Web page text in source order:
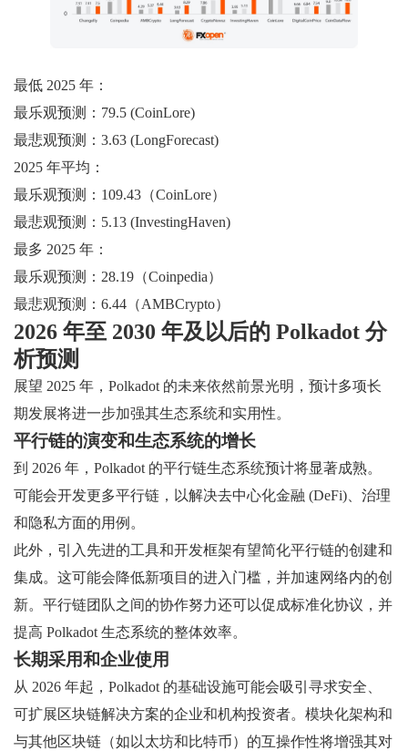
最低 2025 年：
最乐观预测：79.5 (CoinLore)
最悲观预测：3.63 (LongForecast)
2025 年平均：
最乐观预测：109.43（CoinLore）
最悲观预测：5.13 (InvestingHaven)
最多 2025 年：
最乐观预测：28.19（Coinpedia）
最悲观预测：6.44（AMBCrypto）
2026 年至 2030 年及以后的 Polkadot 分
析预测
展望 2025 年，Polkadot 的未来依然前景光明，预计多项长
期发展将进一步加强其生态系统和实用性。
平行链的演变和生态系统的增长
到 2026 年，Polkadot 的平行链生态系统预计将显著成熟。
可能会开发更多平行链，以解决去中心化金融 (DeFi)、治理
和隐私方面的用例。
此外，引入先进的工具和开发框架有望简化平行链的创建和
集成。这可能会降低新项目的进入门槛，并加速网络内的创
新。平行链团队之间的协作努力还可以促成标准化协议，并
提高 Polkadot 生态系统的整体效率。
长期采用和企业使用
从 2026 年起，Polkadot 的基础设施可能会吸引寻求安全、
可扩展区块链解决方案的企业和机构投资者。模块化架构和
与其他区块链（如以太坊和比特币）的互操作性将增强其对